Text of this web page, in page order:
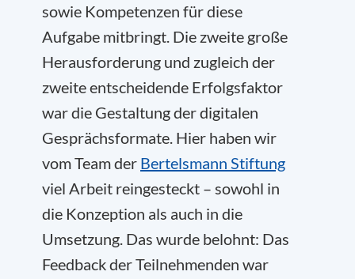
sowie Kompetenzen für diese
Aufgabe mitbringt. Die zweite große
Herausforderung und zugleich der
zweite entscheidende Erfolgsfaktor
war die Gestaltung der digitalen
Gesprächsformate. Hier haben wir
vom Team der Bertelsmann Stiftung
viel Arbeit reingesteckt – sowohl in
die Konzeption als auch in die
Umsetzung. Das wurde belohnt: Das
Feedback der Teilnehmenden war